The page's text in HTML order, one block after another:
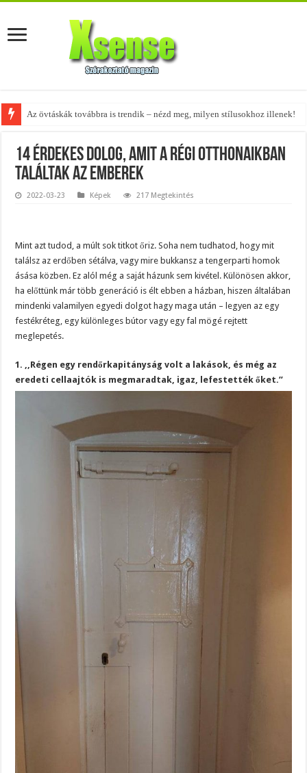
Az övtáskák továbbra is trendik – nézd meg, milyen stílusokhoz illenek!
A tökéletes táskák férfiaknak – fedezd fel az 5 legjobb fazont!
14 érdekes dolog, amit a régi otthonaikban
találtak az emberek
2022-03-23 Képek 217 Megtekintés
Mint azt tudod, a múlt sok titkot őriz. Soha nem tudhatod, hogy mit
találsz az erdőben sétálva, vagy mire bukkansz a tengerparti homok
ásása közben. Ez alól még a saját házunk sem kivétel. Különösen akkor,
ha előttünk már több generáció is élt ebben a házban, hiszen általában
mindenki valamilyen egyedi dolgot hagy maga után – legyen az egy
festékréteg, egy különleges bútor vagy egy fal mögé rejtett
meglepetés.
1. ,,Régen egy rendőrkapitányság volt a lakások, és még az
eredeti cellaajtók is megmaradtak, igaz, lefestették őket.”